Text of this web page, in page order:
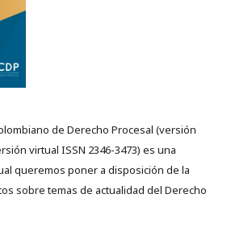
de Derecho Procesal (versión
virtual ISSN 2346-3473) es una
queremos poner a disposición de la
sobre temas de actualidad del Derecho